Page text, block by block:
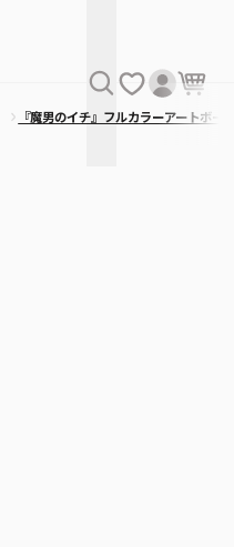
『魔男のイチ』フルカラーアート